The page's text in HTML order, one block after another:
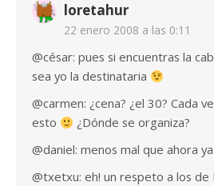
loretahur
22 enero 2008 a las 0:11
@césar: pues si encuentras la
sea yo la destinataria
@carmen: ¿cena? ¿el 30? Cada
esto
¿Dónde se organiza?
@daniel: menos mal que ahora
@txetxu: eh! un respeto a los